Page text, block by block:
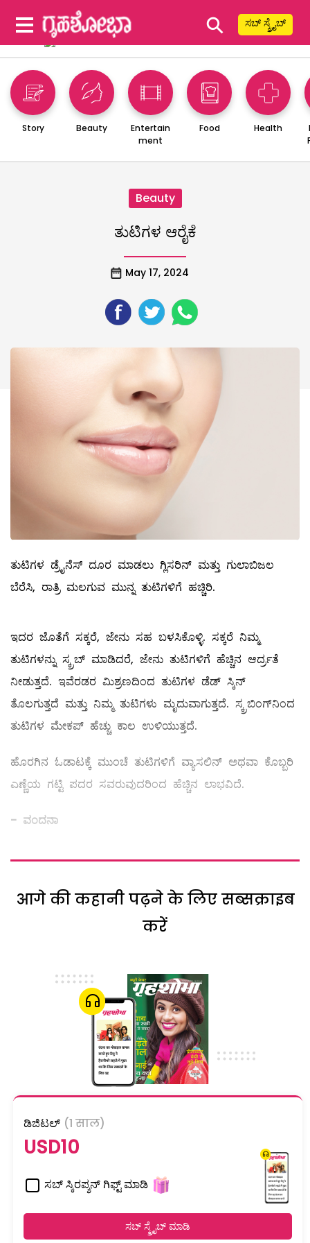
⚲ ಸಬ್ ಸ್ಕ್ರೈಬ್
Story Beauty
Entertain
ment
Food Health
Beauty
ತುಟಿಗಳ ಆರೈಕೆ
May 17, 2024
ತುಟಿಗಳ ಡ್ರೈನೆಸ್‌ ದೂರ ಮಾಡಲು ಗ್ಲಿಸರಿನ್‌ ಮತ್ತು ಗುಲಾಬಿಜಲ
ಬೆರೆಸಿ, ರಾತ್ರಿ ಮಲಗುವ ಮುನ್ನ ತುಟಿಗಳಿಗೆ ಹಚ್ಚಿರಿ.
ಇದರ ಜೊತೆಗೆ ಸಕ್ಕರೆ, ಜೇನು ಸಹ ಬಳಸಿಕೊಳ್ಳಿ. ಸಕ್ಕರೆ ನಿಮ್ಮ
ತುಟಿಗಳನ್ನು ಸ್ಕ್ರಬ್‌ ಮಾಡಿದರೆ, ಜೇನು ತುಟಿಗಳಿಗೆ ಹೆಚ್ಚಿನ ಆರ್ದ್ರತೆ
ನೀಡುತ್ತದೆ. ಇವೆರಡರ ಮಿಶ್ರಣದಿಂದ ತುಟಿಗಳ ಡೆಡ್‌ ಸ್ಕಿನ್‌
ತೊಲಗುತ್ತದೆ ಮತ್ತು ನಿಮ್ಮ ತುಟಿಗಳು ಮೃದುವಾಗುತ್ತದೆ. ಸ್ಕ್ರಬಿಂಗ್‌ನಿಂದ
ತುಟಿಗಳ ಮೇಕಪ್‌ ಹೆಚ್ಚು ಕಾಲ ಉಳಿಯುತ್ತದೆ.
ಹೊರಗಿನ ಓಡಾಟಕ್ಕೆ ಮುಂಚೆ ತುಟಿಗಳಿಗೆ ವ್ಯಾಸಲಿನ್‌ ಅಥವಾ ಕೊಬ್ಬರಿ
ಎಣ್ಣೆಯ ಗಟ್ಟಿ ಪದರ ಸವರುವುದರಿಂದ ಹೆಚ್ಚಿನ ಲಾಭವಿದೆ.
- ವಂದನಾ
आगे की कहानी पढ़ने के लिए सब्सक्राइब
करें
ಡಿಜಿಟಲ್ (1 साल)
USD10
ಸಬ್ ಸ್ಕಿರಪ್ಶನ್ ಗಿಫ್ಟ್ ಮಾಡಿ
ಸಬ್ ಸ್ಕ್ರೈಬ್ ಮಾಡಿ